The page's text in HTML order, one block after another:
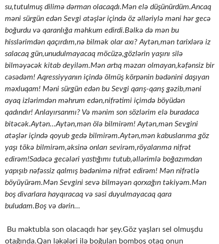
su,tutulmuş dilimə dərman olacaqdı.Mən elə düşünürdüm.Ancaq
məni sürgün edən Sevgi atəşlər içində öz əlləriylə məni hər gecə
boğurdu və qaranlığa məhkum edirdi.Bəlkə də mən bu
hisslərimdən qaçırdım,nə bilmək olar axı? Aytən,mən tarixlərə iz
salacaq gün,unudulmayacaq möcüzə,gözlərin yaşını silə
bilməyəcək kitab deyiləm.Mən artıq məzarı olmayan,kəfənsiz bir
cəsədəm! Aqressiyyanın içində ölmüş körpənin bədənini daşıyan
məxluqam! Məni sürgün edən bu Sevgi qarış-qarış gəzib,məni
ayaq izlərimdən məhrum edən,nifrətimi içimdə böyüdən
qadındır! Anlayırsanmı? Və mənim son sözlərim elə buradaca
bitəcək.Aytən…Aytən,mən ölə bilmirəm! Aytən,mən Sevgini
atəşlər içində qoyub gedə bilmirəm.Aytən,mən kabuslarıma göz
yaşı tökə bilmirəm,əksinə onları sevirəm,röyalarıma nifrət
edirəm!Sadəcə gecələri yastığımı tutub,əllərimlə boğazımdan
yapışıb nəfəssiz qalmış bədənimə nifrət edirəm! Mən nifrətlə
böyüyürəm.Mən Sevgini sevə bilməyən qorxağın təkiyəm.Mən
boş divarlara hayqıracaq və səsi duyulmayacaq qara
buludam.Boş və dərin…
Bu məktubla son olacaqdı hər şey.Göz yaşları sel olmuşdu
otağında.Qan ləkələri ilə boğulan bomboş otaq onun